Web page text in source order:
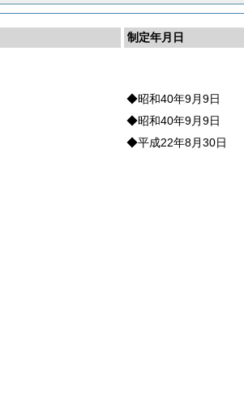
制定年月日
◆昭和40年9月9日
◆昭和40年9月9日
◆平成22年8月30日